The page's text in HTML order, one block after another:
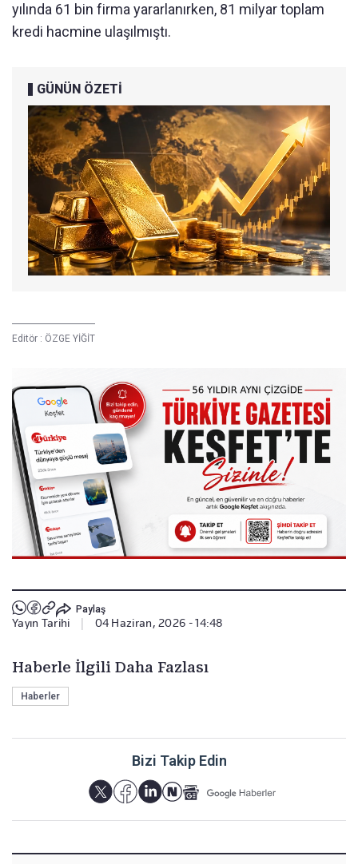
yılında 61 bin firma yararlanırken, 81 milyar toplam
kredi hacmine ulaşılmıştı.
GÜNÜN ÖZETİ
Editör : ÖZGE YİĞİT
Paylaş
Yayın Tarihi 04 Haziran, 2026 - 14:48
Haberle İlgili Daha Fazlası
Haberler
Bizi Takip Edin